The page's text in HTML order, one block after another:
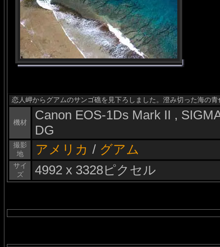
恋人岬からグアムのサンゴ礁を見下ろしました。澄み切った海の
機材
Canon EOS-1Ds Mark II ,
DG
撮影
地
アメリカ / グアム
サイ
ズ
4992 x 3328ピクセル